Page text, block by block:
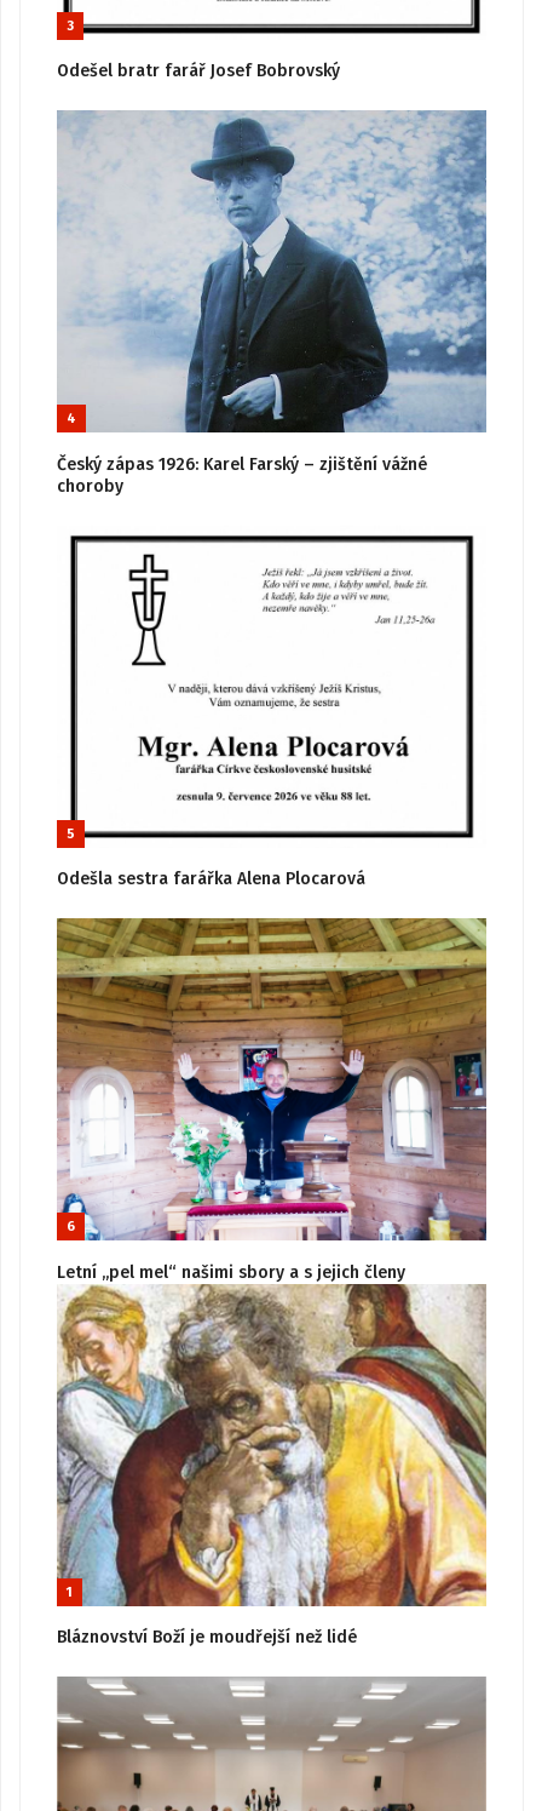
3
Odešel bratr farář Josef Bobrovský
4
Český zápas 1926: Karel Farský – zjištění vážné
choroby
5
Odešla sestra farářka Alena Plocarová
6
Letní „pel mel“ našimi sbory a s jejich členy
1
Bláznovství Boží je moudřejší než lidé